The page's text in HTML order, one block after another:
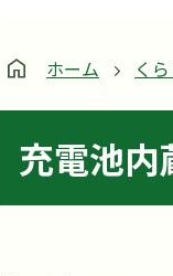
ホーム く
充電池